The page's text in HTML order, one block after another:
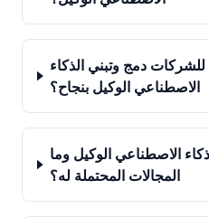
دمج وتبني الذكاء
الاصطناعي الوكيل بنجاح؟
الاصطناعي الوكيل وما
المجالات المحتملة له؟